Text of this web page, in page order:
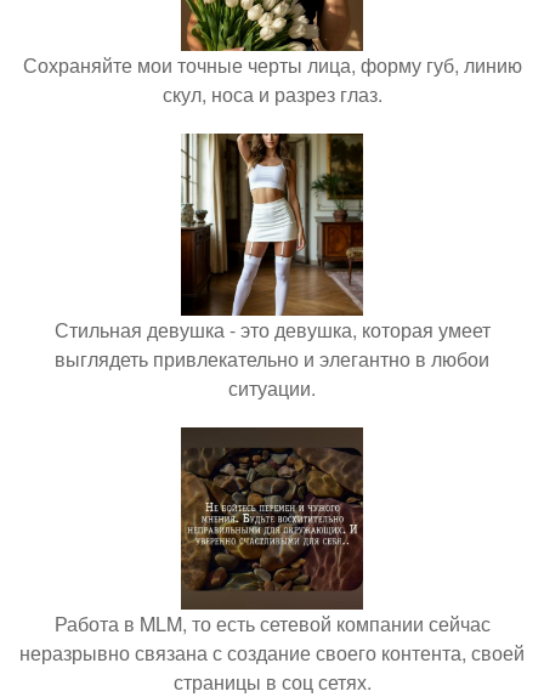
Сохраняйте мои точные черты лица, форму губ, линию
скул, носа и разрез глаз.
Стильная девушка - это девушка, которая умеет
выглядеть привлекательно и элегантно в любои
ситуации.
Работа в MLM, то есть сетевой компании сейчас
неразрывно связана с создание своего контента, своей
страницы в соц сетях.